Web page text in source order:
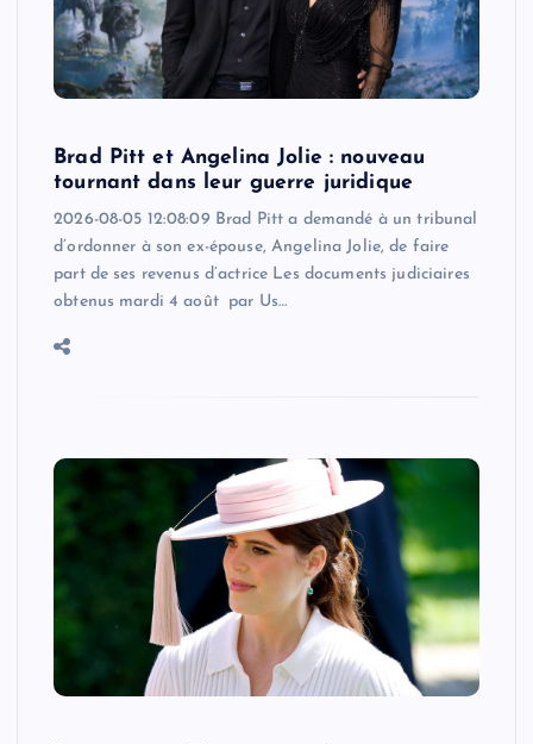
Brad Pitt et Angelina Jolie : nouveau
tournant dans leur guerre juridique
2026-08-05 12:08:09 Brad Pitt a demandé à un tribunal
d’ordonner à son ex-épouse, Angelina Jolie, de faire
part de ses revenus d’actrice Les documents judiciaires
obtenus mardi 4 août par Us…